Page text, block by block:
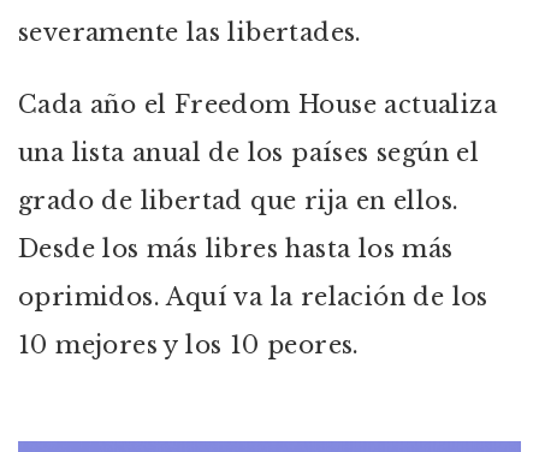
severamente las libertades.
Cada año el Freedom House actualiza
una lista anual de los países según el
grado de libertad que rija en ellos.
Desde los más libres hasta los más
oprimidos. Aquí va la relación de los
10 mejores y los 10 peores.